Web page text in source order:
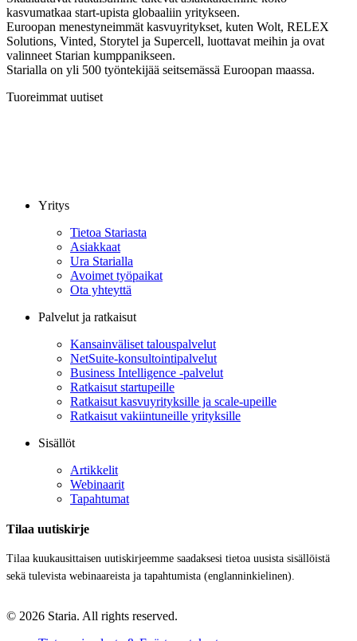
kasvumatkaa start-upista globaaliin yritykseen.
Euroopan menestyneimmät kasvuyritykset, kuten Wolt, RELEX
Solutions, Vinted, Storytel ja Supercell, luottavat meihin ja ovat
valinneet Starian kumppanikseen.
Starialla on yli 500 työntekijää seitsemässä Euroopan maassa.
Tuoreimmat uutiset
Yritys
Tietoa Stariasta
Asiakkaat
Ura Starialla
Avoimet työpaikat
Ota yhteyttä
Palvelut ja ratkaisut
Kansainväliset talouspalvelut
NetSuite-konsultointipalvelut
Business Intelligence -palvelut
Ratkaisut startupeille
Ratkaisut kasvuyrityksille ja scale-upeille
Ratkaisut vakiintuneille yrityksille
Sisällöt
Artikkelit
Webinaarit
Tapahtumat
Tilaa uutiskirje
Tilaa kuukausittaisen uutiskirjeemme saadaksesi tietoa uusista sisällöistä
sekä tulevista webinaareista ja tapahtumista (englanninkielinen).
© 2026 Staria. All rights reserved.